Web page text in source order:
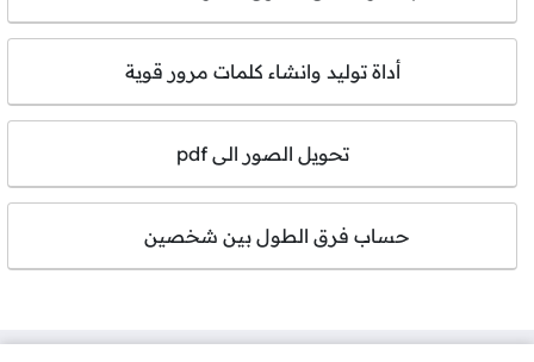
أداة توليد وانشاء كلمات مرور قوية
تحويل الصور الى pdf
حساب فرق الطول بين شخصين